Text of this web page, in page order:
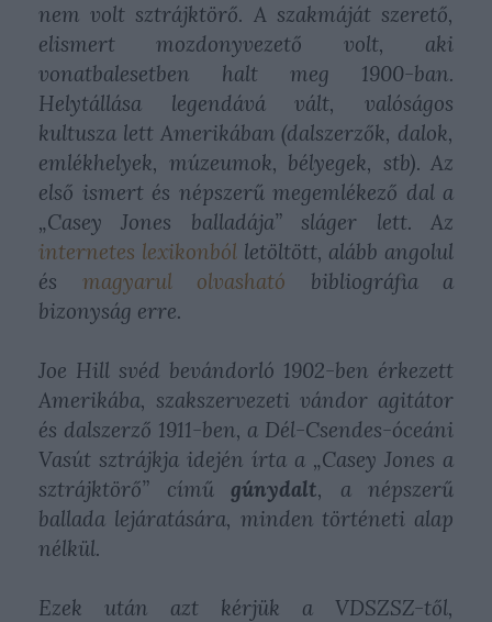
nem volt sztrájktörő. A szakmáját szerető,
elismert mozdonyvezető volt, aki
vonatbalesetben halt meg 1900-ban.
Helytállása legendává vált, valóságos
kultusza lett Amerikában (dalszerzők, dalok,
emlékhelyek, múzeumok, bélyegek, stb). Az
első ismert és népszerű megemlékező dal a
„Casey Jones balladája” sláger lett. Az
internetes lexikonból letöltött, alább angolul
és magyarul olvasható bibliográfia a
bizonyság erre.
Joe Hill svéd bevándorló 1902-ben érkezett
Amerikába, szakszervezeti vándor agitátor
és dalszerző 1911-ben, a Dél-Csendes-óceáni
Vasút sztrájkja idején írta a „Casey Jones a
sztrájktörő” című gúnydalt, a népszerű
ballada lejáratására, minden történeti alap
nélkül.
Ezek után azt kérjük a VDSZSZ-től,